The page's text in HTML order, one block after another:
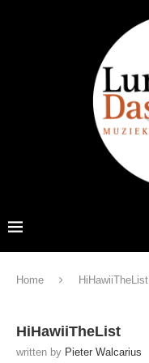
Home HiHawiiTheList
HiHawiiTheList
written by Pieter Walcarius